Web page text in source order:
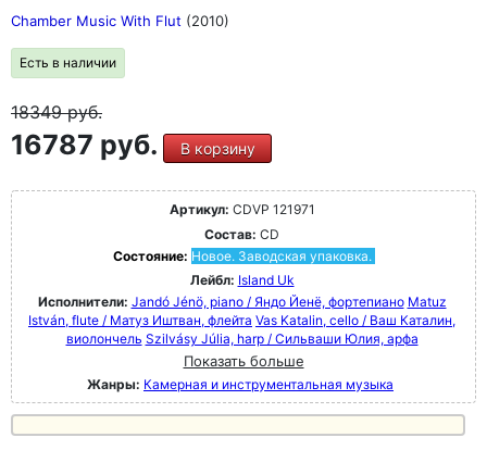
Chamber Music With Flut (2010)
Есть в наличии
18349руб.
16787 руб. В корзину
Артикул: CDVP 121971
Состав: CD
Состояние: Новое. Заводская упаковка.
Лейбл: Island Uk
Исполнители: Jandó Jénö, piano / Яндо Йенё, фортепиано Matuz
István, flute / Матуз Иштван, флейта Vas Katalin, cello / Ваш Каталин,
виолончель Szilvásy Júlia, harp / Сильваши Юлия, арфа
Показать больше
Жанры: Камерная и инструментальная музыка